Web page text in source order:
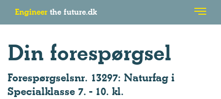
Engineer the future.dk
Din forespørgsel
Forespørgselsnr. 13297: Naturfag i
Specialklasse 7. - 10. kl.